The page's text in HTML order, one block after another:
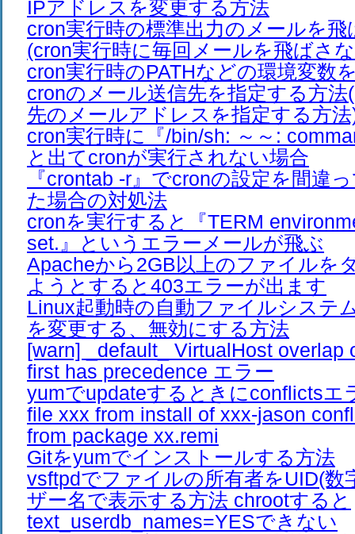
IPアドレスを変更する方法
cron実行時の標準出力のメールを
(cron実行時に毎回メールを飛ばさ
cron実行時のPATHなどの環境変数
cronのメール送信先を指定する方
先のメールアドレスを指定する方
cron実行時に『/bin/sh: ～～:
と出てcronが実行されない場合
『crontab -r』でcronの設定を間違
た場合の対処法
cronを実行すると『TERM
set.』というエラーメールが飛ぶ
Apacheから2GB以上のファイルを
ようとすると403エラーが出ます
Linux起動時の自動ファイルシステ
を変更する、無効にする方法
[warn] _default_ VirtualHost overlap
first has precedence エラー
yumでupdateするときにconflictsエ
file xxx from install of xxx-jason
from package xx.remi
Gitをyumでインストールする方法
vsftpdでファイルの所有者をUID(数
ザー名で表示する方法 chrootすると
text_userdb_names=YESできない